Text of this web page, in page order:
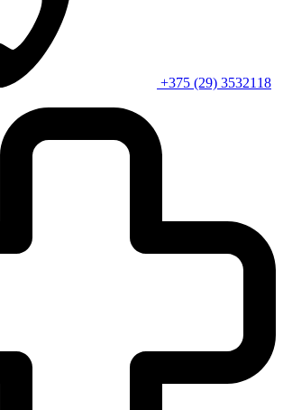
+375 (29) 3532118